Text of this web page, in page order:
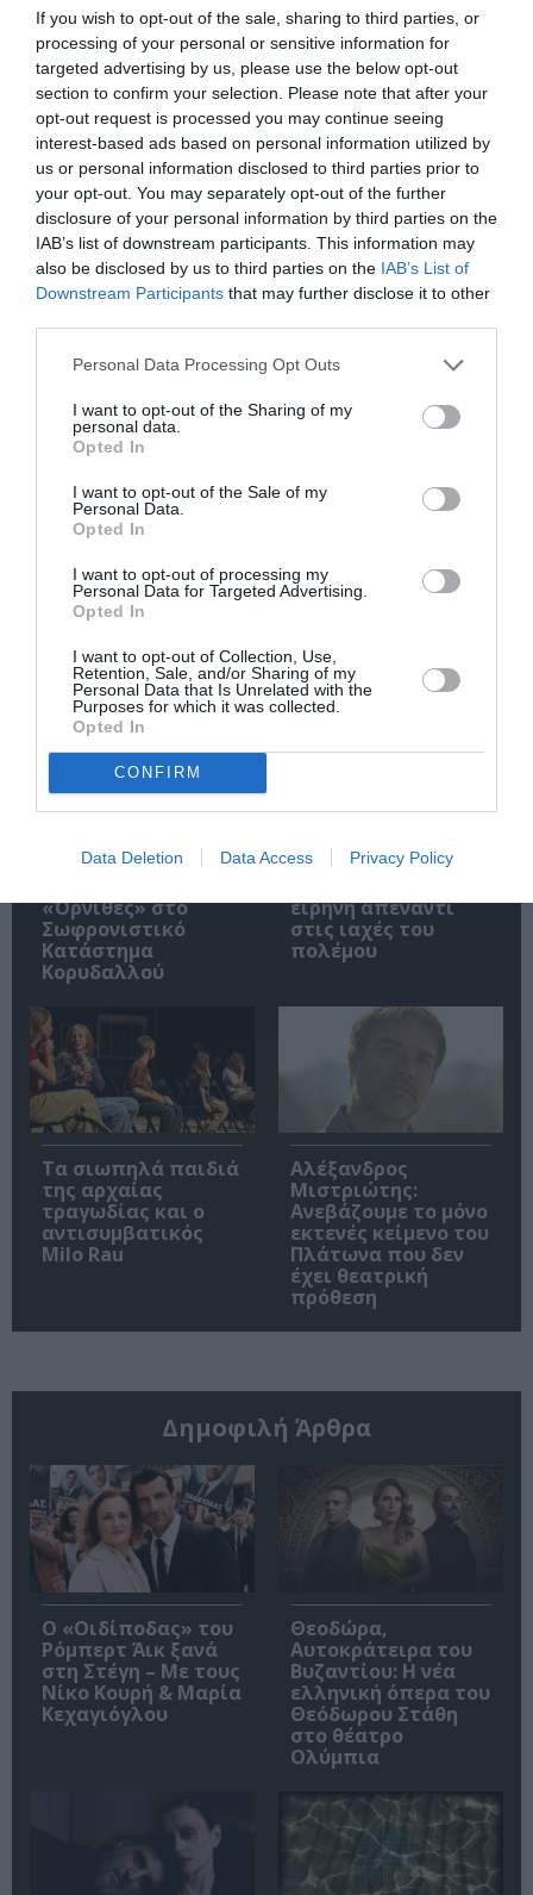
If you wish to opt-out of the sale, sharing to third parties, or
processing of your personal or sensitive information for
targeted advertising by us, please use the below opt-out
section to confirm your selection. Please note that after your
opt-out request is processed you may continue seeing
interest-based ads based on personal information utilized by
us or personal information disclosed to third parties prior to
your opt-out. You may separately opt-out of the further
disclosure of your personal information by third parties on the
IAB’s list of downstream participants. This information may
also be disclosed by us to third parties on the IAB’s List of
Downstream Participants that may further disclose it to other
Personal Data Processing Opt Outs
I want to opt-out of the Sharing of my
personal data.
Opted In
I want to opt-out of the Sale of my
Personal Data.
Opted In
I want to opt-out of processing my
Personal Data for Targeted Advertising.
Opted In
I want to opt-out of Collection, Use,
Retention, Sale, and/or Sharing of my
Personal Data that Is Unrelated with the
Purposes for which it was collected.
Opted In
CONFIRM
Data Deletion Data Access Privacy Policy
Δείτε όλα τατελευταία νέαγια την Τέχνη και τον
Πολιτισμό στοCulturenow.gr
Νέοι Διαγωνισμοί❯
Tags
ΚΩΜΩΔΙΑ
Newsletter
Κάθε βδομάδα στο e-mail σας τα τελευταία νέα για
Ακολουθήστε το Culturenow.gr
Σχετικά Άρθρα
νεφελοκοκκυγία
«Όρνιθες» στο
Σωφρονιστικό
Κατάστημα
Κορυδαλλού
Mothers – A Song for
Wartime: Γυναικείες
ειρήνη απέναντι
στις ιαχές του
πολέμου
Τα σιωπηλά παιδιά
της αρχαίας
τραγωδίας και ο
αντισυμβατικός
Milo Rau
Αλέξανδρος
Μιστριώτης:
Ανεβάζουμε το μόνο
εκτενές κείμενο του
Πλάτωνα που δεν
έχει θεατρική
πρόθεση
Δημοφιλή Άρθρα
O «Οιδίποδας» του
Ρόμπερτ Άικ ξανά
στη Στέγη – Με τους
Νίκο Κουρή & Μαρία
Κεχαγιόγλου
Θεοδώρα,
Αυτοκράτειρα του
Βυζαντίου: Η νέα
ελληνική όπερα του
Θεόδωρου Στάθη
στο θέατρο
Ολύμπια